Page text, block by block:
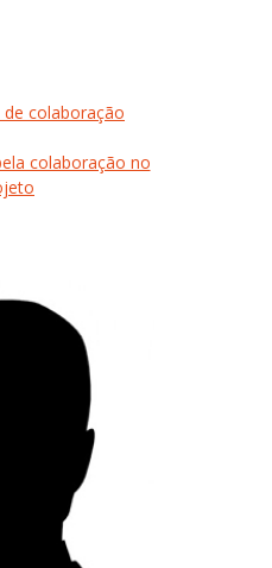
colaboração
colaboração no